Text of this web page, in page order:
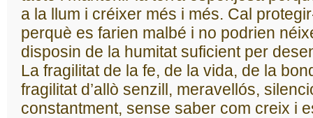
a la llum i créixer més i més. Cal
perquè es farien malbé i no podrien
disposin de la humitat suficient per
La fragilitat de la fe, de la vida, de la
fragilitat d’allò senzill, meravellós,
constantment, sense saber com creix i